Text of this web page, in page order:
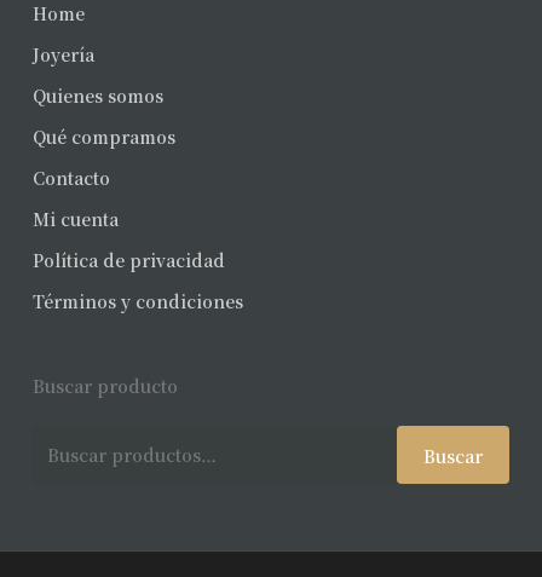
Home
Joyería
Quienes somos
Qué compramos
Contacto
Mi cuenta
Política de privacidad
Términos y condiciones
Buscar producto
Buscar